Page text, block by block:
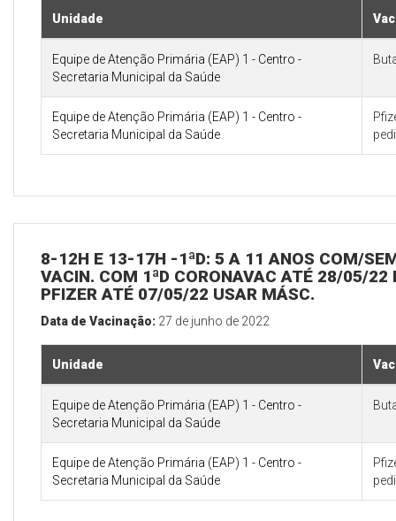
Unidade
Equipe de Atenção Primária (EAP) 1 - Centro -
Secretaria Municipal da Saúde
Equipe de Atenção Primária (EAP) 1 - Centro -
Secretaria Municipal da Saúde
8-12H E 13-17H -1ªD: 5 A 11 ANOS COM/
VACIN. COM 1ªD CORONAVAC ATÉ 28/05/22
PFIZER ATÉ 07/05/22 USAR MÁSC.
Data de Vacinação: 27 de junho de 2022
Unidade
Equipe de Atenção Primária (EAP) 1 - Centro -
Secretaria Municipal da Saúde
Equipe de Atenção Primária (EAP) 1 - Centro -
Secretaria Municipal da Saúde